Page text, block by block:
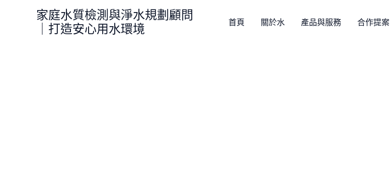
家庭水質檢測與淨水規劃顧問
｜打造安心用水環境
首頁 關於水 產品與服務 合作提案